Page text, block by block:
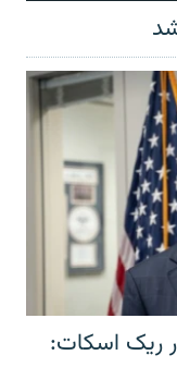
ریک اسکات: